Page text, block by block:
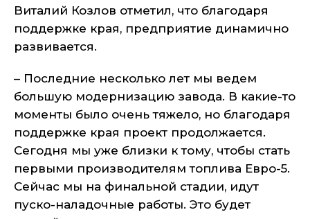
Виталий Козлов отметил, что благодаря
поддержке края, предприятие динамично
развивается.
– Последние несколько лет мы ведем
большую модернизацию завода. В какие-то
моменты было очень тяжело, но благодаря
поддержке края проект продолжается.
Сегодня мы уже близки к тому, чтобы стать
первыми производителям топлива Евро-5.
Сейчас мы на финальной стадии, идут
пуско-наладочные работы. Это будет